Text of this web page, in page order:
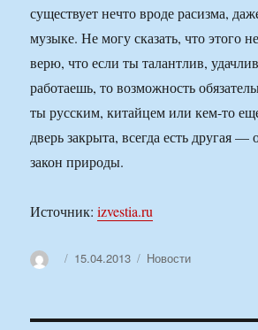
существует нечто вроде расизма,
музыке. Не могу сказать, что этого
верю, что если ты талантлив,
работаешь, то возможность
ты русским, китайцем или кем-то
дверь закрыта, всегда есть другая —
закон природы.
Источник:izvestia.ru
АвторОпубликовано
15.04.2013 Рубрики
Новости